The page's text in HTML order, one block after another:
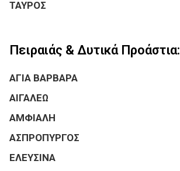
ΤΑΥΡΟΣ
Πειραιάς & Δυτικά Προάστια:
ΑΓΙΑ ΒΑΡΒΑΡΑ
ΑΙΓΑΛΕΩ
ΑΜΦΙΑΛΗ
ΑΣΠΡΟΠΥΡΓΟΣ
ΕΛΕΥΣΙΝΑ